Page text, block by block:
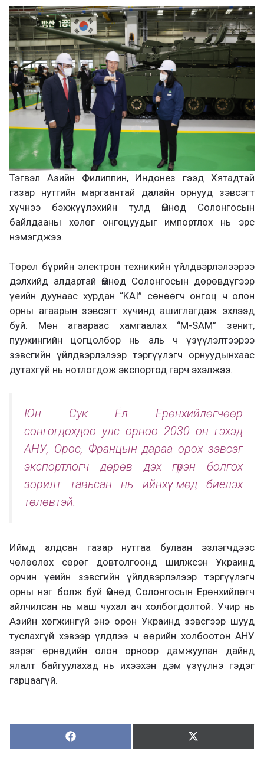
Тэгвэл Азийн Филиппин, Индонез гээд Хятадтай
газар нутгийн маргаантай далайн орнууд зэвсэгт
хүчнээ бэхжүүлэхийн тулд Өмнөд Солонгосын
байлдааны хөлөг онгоцуудыг импортлох нь эрс
нэмэгджээ.
Төрөл бүрийн электрон техникийн үйлдвэрлэлээрээ
дэлхийд алдартай Өмнөд Солонгосын дөрөвдүгээр
үеийн дуунаас хурдан “KAI” сөнөөгч онгоц ч олон
орны агаарын зэвсэгт хүчинд ашиглагдаж эхлээд
буй. Мөн агаараас хамгаалах “M-SAM” зенит,
пуужингийн цогцолбор нь аль ч үзүүлэлтээрээ
зэвсгийн үйлдвэрлэлээр тэргүүлэгч орнуудынхаас
дутахгүй нь нотлогдож экспортод гарч эхэлжээ.
Юн Сук Ёл Ерөнхийлөгчөөр
сонгогдохдоо улс орноо 2030 он гэхэд
АНУ, Орос, Францын дараа орох зэвсэг
экспортлогч дөрөв дэх гүрэн болгох
зорилт тавьсан нь ийнхүү мөд биелэх
төлөвтэй.
Иймд алдсан газар нутгаа булаан эзлэгчдээс
чөлөөлөх сөрөг довтолгоонд шилжсэн Украинд
орчин үеийн зэвсгийн үйлдвэрлэлээр тэргүүлэгч
орны нэг болж буй Өмнөд Солонгосын Ерөнхийлөгч
айлчилсан нь маш чухал ач холбогдолтой. Учир нь
Азийн хөгжингүй энэ орон Украинд зэвсгээр шууд
туслахгүй хэвээр үлдлээ ч өөрийн холбоотон АНУ
зэрэг өрнөдийн олон орноор дамжуулан дайнд
ялалт байгуулахад нь ихээхэн дэм үзүүлнэ гэдэг
гарцаагүй.
Хуваалцах:
Х
у
Түгээх:
Т
ү